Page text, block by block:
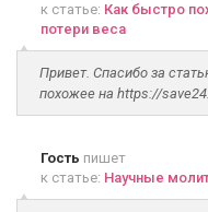
к статье: Как быстро
потери веса
Привет. Спасибо за
похожее на https://
Гость пишет
к статье: Научные